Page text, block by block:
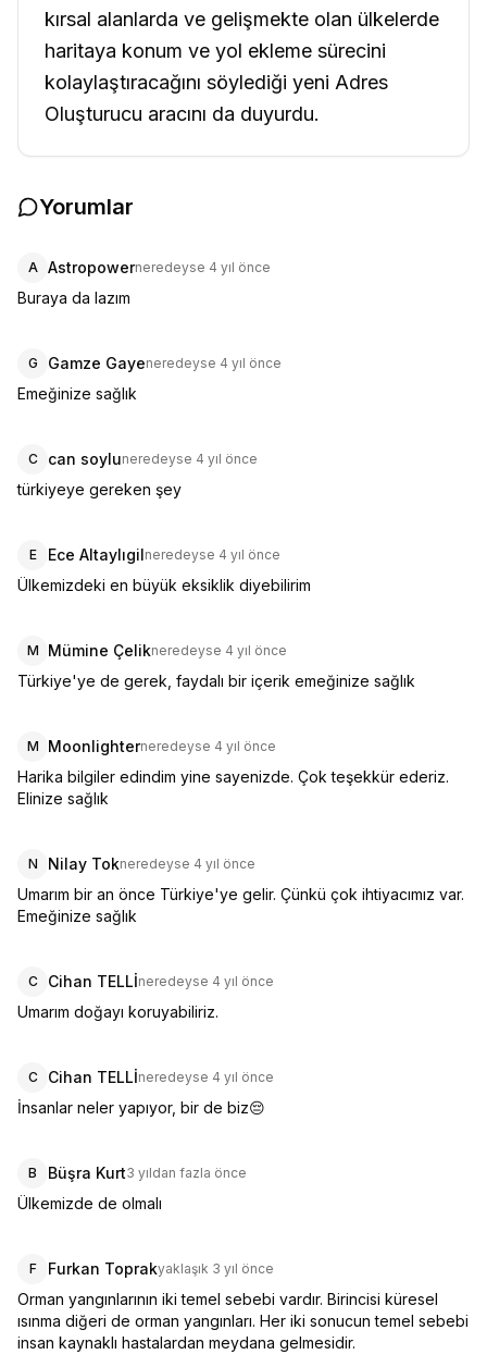
kırsal alanlarda ve gelişmekte olan ülkelerde
haritaya konum ve yol ekleme sürecini
kolaylaştıracağını söylediği yeni Adres
Oluşturucu aracını da duyurdu.
Yorumlar
A Astropowerneredeyse 4 yıl önce
Buraya da lazım
G Gamze Gayeneredeyse 4 yıl önce
Emeğinize sağlık
C can soyluneredeyse 4 yıl önce
türkiyeye gereken şey
E Ece Altaylıgilneredeyse 4 yıl önce
Ülkemizdeki en büyük eksiklik diyebilirim
M Mümine Çelikneredeyse 4 yıl önce
Türkiye'ye de gerek, faydalı bir içerik emeğinize sağlık
M Moonlighterneredeyse 4 yıl önce
Harika bilgiler edindim yine sayenizde. Çok teşekkür ederiz.
Elinize sağlık
N Nilay Tokneredeyse 4 yıl önce
Umarım bir an önce Türkiye'ye gelir. Çünkü çok ihtiyacımız var.
Emeğinize sağlık
C Cihan TELLİneredeyse 4 yıl önce
Umarım doğayı koruyabiliriz.
C Cihan TELLİneredeyse 4 yıl önce
İnsanlar neler yapıyor, bir de biz😔
B Büşra Kurt3 yıldan fazla önce
Ülkemizde de olmalı
F Furkan Toprakyaklaşık 3 yıl önce
Orman yangınlarının iki temel sebebi vardır. Birincisi küresel
ısınma diğeri de orman yangınları. Her iki sonucun temel sebebi
insan kaynaklı hastalardan meydana gelmesidir.